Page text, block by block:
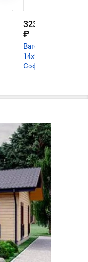
323
₽
Вагонка ель
14х96х6000мм
София